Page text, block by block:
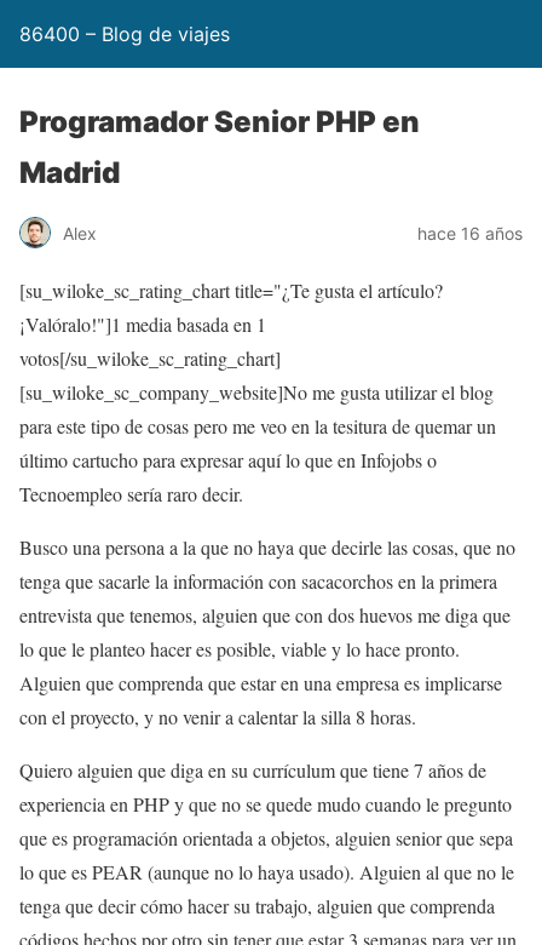
86400 – Blog de viajes
Programador Senior PHP en
Madrid
Alex hace 16 años
[su_wiloke_sc_rating_chart title="¿Te gusta el artículo?
¡Valóralo!"]1 media basada en 1
votos[/su_wiloke_sc_rating_chart]
[su_wiloke_sc_company_website]No me gusta utilizar el blog
para este tipo de cosas pero me veo en la tesitura de quemar un
último cartucho para expresar aquí lo que en Infojobs o
Tecnoempleo sería raro decir.
Busco una persona a la que no haya que decirle las cosas, que no
tenga que sacarle la información con sacacorchos en la primera
entrevista que tenemos, alguien que con dos huevos me diga que
lo que le planteo hacer es posible, viable y lo hace pronto.
Alguien que comprenda que estar en una empresa es implicarse
con el proyecto, y no venir a calentar la silla 8 horas.
Quiero alguien que diga en su currículum que tiene 7 años de
experiencia en PHP y que no se quede mudo cuando le pregunto
que es programación orientada a objetos, alguien senior que sepa
lo que es PEAR (aunque no lo haya usado). Alguien al que no le
tenga que decir cómo hacer su trabajo, alguien que comprenda
códigos hechos por otro sin tener que estar 3 semanas para ver un